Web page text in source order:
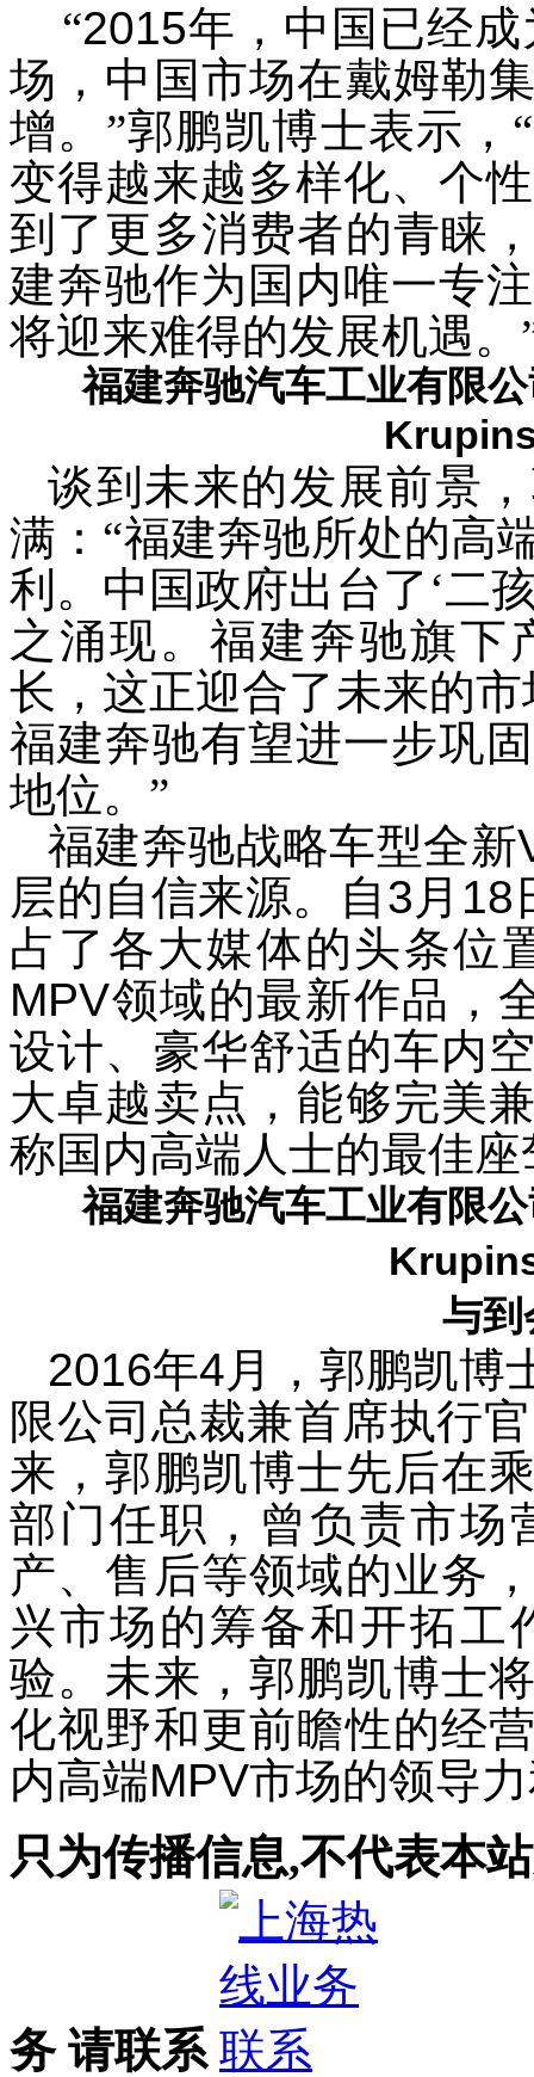
“2015年，中国已经
场，中国市场在戴姆勒
增。”郭鹏凯博士表示
变得越来越多样化、个
到了更多消费者的青睐
建奔驰作为国内唯一专
将迎来难得的发展机遇。
福建奔驰汽车工业有限
谈到未来的发展前景
满：“福建奔驰所处的高
利。中国政府出台了‘二
之涌现。福建奔驰旗下
长，这正迎合了未来的
福建奔驰有望进一步巩
地位。”
福建奔驰战略车型全新
层的自信来源。自3 月 18
占了各大媒体的头条位
MPV领域的最新作品，
设计、豪华舒适的车内
大卓越卖点，能够完美
称国内高端人士的最佳
福建奔驰汽车工业有限
与到
2016年4月，郭鹏凯博
限公司总裁兼首席执行
来，郭鹏凯博士先后在
部门任职，曾负责市场
产、售后等领域的业务
兴市场的筹备和开拓工
验。未来，郭鹏凯博士
化视野和更前瞻性的经
内高端MPV市场的领导
只为传播信息,不代表本
务 请联系